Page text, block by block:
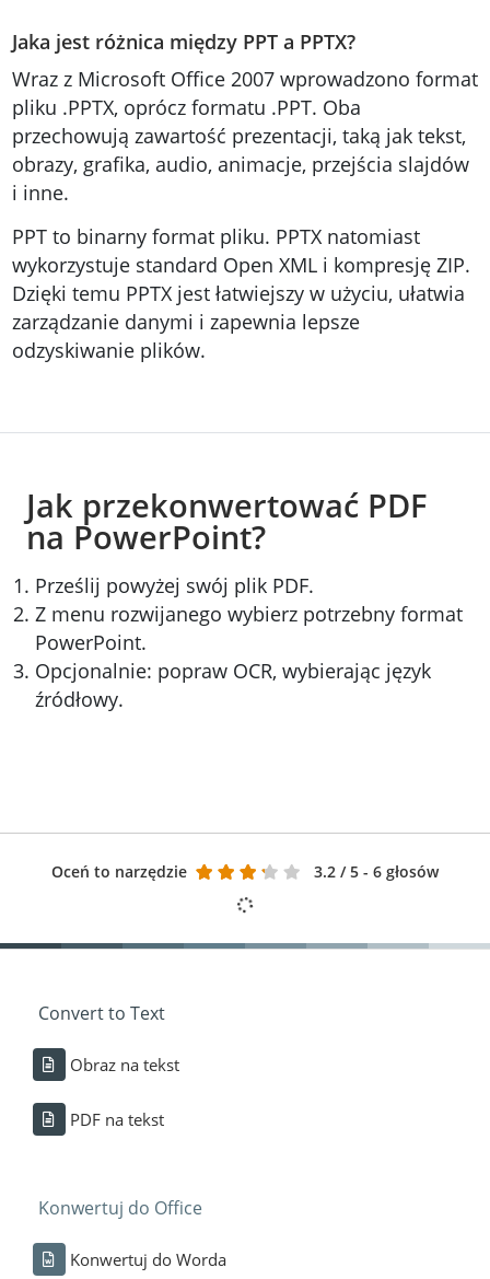
Jaka jest różnica między PPT a PPTX?
Wraz z Microsoft Office 2007 wprowadzono format
pliku .PPTX, oprócz formatu .PPT. Oba
przechowują zawartość prezentacji, taką jak tekst,
obrazy, grafika, audio, animacje, przejścia slajdów
i inne.
PPT to binarny format pliku. PPTX natomiast
wykorzystuje standard Open XML i kompresję ZIP.
Dzięki temu PPTX jest łatwiejszy w użyciu, ułatwia
zarządzanie danymi i zapewnia lepsze
odzyskiwanie plików.
Jak przekonwertować PDF
na PowerPoint?
Prześlij powyżej swój plik PDF.
Z menu rozwijanego wybierz potrzebny format
PowerPoint.
Opcjonalnie: popraw OCR, wybierając język
źródłowy.
Oceń to narzędzie 3.2 / 5 - 6 głosów
Convert to Text
Obraz na tekst
PDF na tekst
Konwertuj do Office
Konwertuj do Worda